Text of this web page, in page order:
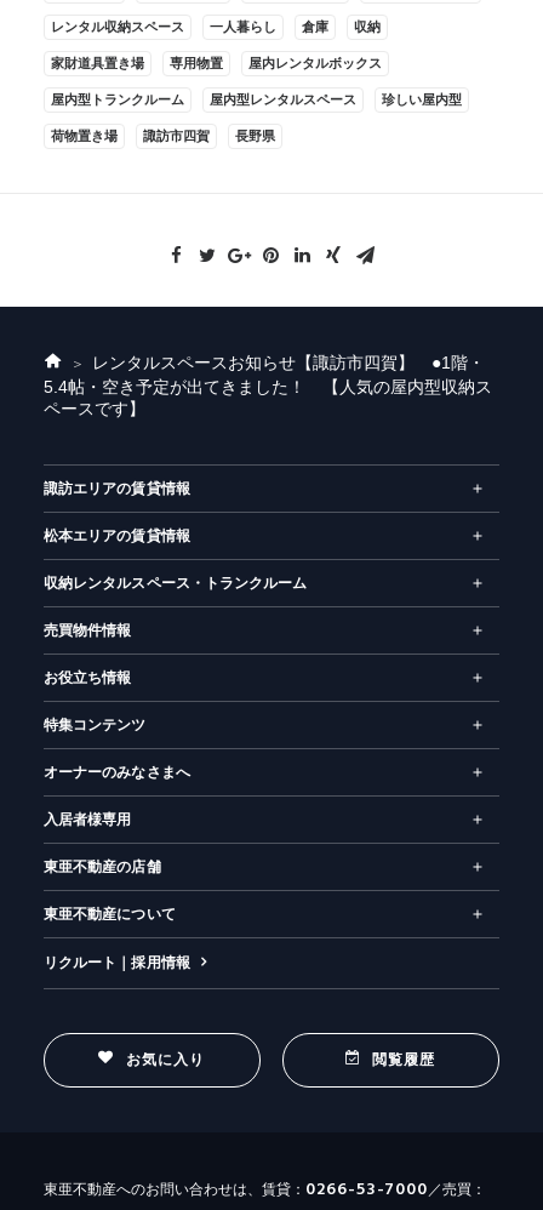
レンタル収納スペース 一人暮らし 倉庫 収納
家財道具置き場 専用物置 屋内レンタルボックス
屋内型トランクルーム 屋内型レンタルスペース 珍しい屋内型
荷物置き場 諏訪市四賀 長野県
ホ
ー
ム
レンタルスペースお知らせ 【諏訪市四賀】 ●1階・
5.4帖・空き予定が出てきました！ 【人気の屋内型収納ス
ペースです】
諏訪エリアの賃貸情報
松本エリアの賃貸情報
収納レンタルスペース・トランクルーム
売買物件情報
お役立ち情報
特集コンテンツ
オーナーのみなさまへ
入居者様専用
東亜不動産の店舗
東亜不動産について
リクルート｜採用情報
お気に入り 閲覧履歴
東亜不動産へのお問い合わせは、賃貸： 0266-53-7000／売買：